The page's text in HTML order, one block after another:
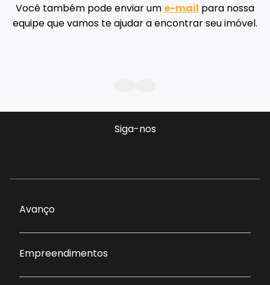
Você também pode enviar um e-mail para nossa
equipe que vamos te ajudar a encontrar seu imóvel.
Siga-nos
Avanço
Empreendimentos